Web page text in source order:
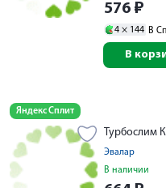
576 ₽
4 × 144 В
В
Яндекс Сплит
Турбослим
Эвалар
В наличии